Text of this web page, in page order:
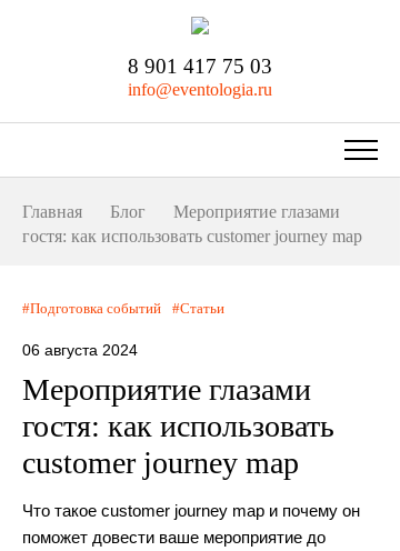
8 901 417 75 03
info@eventologia.ru
Главная Блог
Мероприятие глазами
гостя: как использовать customer journey map
Подготовка событий Статьи
06 августа 2024
Мероприятие глазами
гостя: как использовать
customer journey map
Что такое customer journey map и почему он
поможет довести ваше мероприятие до